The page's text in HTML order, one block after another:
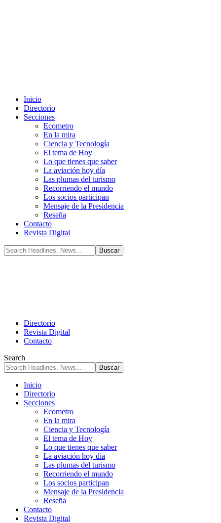
Inicio
Directorio
Secciones
Ecometro
En la mira
Ciencia y Tecnología
El tema de Hoy
Lo que tienes que saber
La aviación hoy día
Las plumas del turismo
Recorriendo el mundo
Los socios participan
Mensaje de la Presidencia
Reseña
Contacto
Revista Digital
Directorio
Revista Digital
Contacto
Search
Inicio
Directorio
Secciones
Ecometro
En la mira
Ciencia y Tecnología
El tema de Hoy
Lo que tienes que saber
La aviación hoy día
Las plumas del turismo
Recorriendo el mundo
Los socios participan
Mensaje de la Presidencia
Reseña
Contacto
Revista Digital